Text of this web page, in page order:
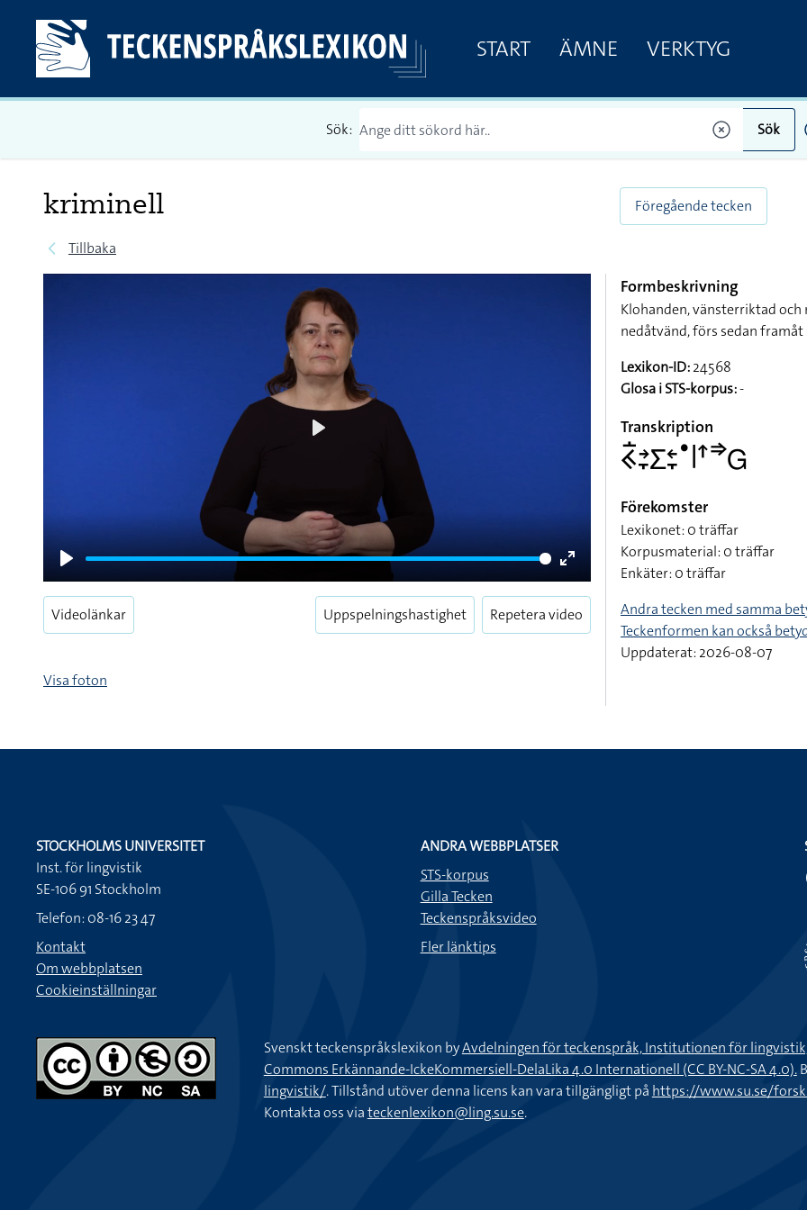
START ÄMNE VERKTYG
Sök: Sök
kriminell
Tillbaka
Föregående tecken
Play
Enter
fullscreen
Videolänkar Uppspelningshastighet Repetera video
Visa foton
Formbeskrivning
Klohanden, vänsterriktad
nedåtvänd, förs sedan
Lexikon-ID:24568
Glosa i STS-korpus:-
Transkription
􌤒􌥛􌥔􌥙􌤥􌥓􌥙􌤟􌥼􌦃􌦆􌤦
Förekomster
Lexikonet: 0 träffar
Korpusmaterial: 0 träffar
Enkäter: 0 träffar
Andra tecken med samma
Teckenformen kan också
Uppdaterat: 2026-08-07
STOCKHOLMS UNIVERSITET
Inst. för lingvistik
SE-106 91 Stockholm
Telefon: 08-16 23 47
Kontakt
Om webbplatsen
Cookieinställningar
ANDRA WEBBPLATSER
STS-korpus
Gilla Tecken
Teckenspråksvideo
Fler länktips
Svenskt teckenspråkslexikon byAvdelningen för teckenspråk, Institutionen för
Commons Erkännande-IckeKommersiell-DelaLika 4.0 Internationell (CC BY-NC-SA 4.0).
lingvistik/. Tillstånd utöver denna licens kan vara tillgängligt på https://www.su.se/
Kontakta oss viateckenlexikon@ling.su.se.